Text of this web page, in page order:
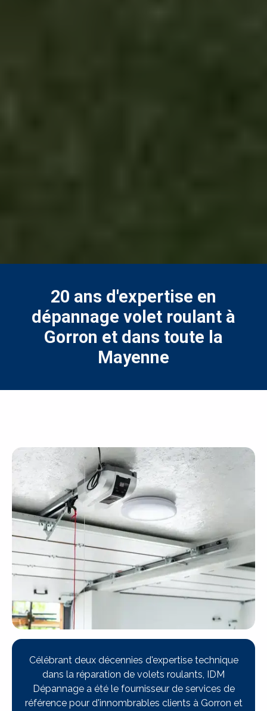
20 ans d'expertise en
dépannage volet roulant à
Gorron et dans toute la
Mayenne
Célébrant deux décennies d'expertise technique
dans la réparation de volets roulants, IDM
Dépannage a été le fournisseur de services de
référence pour d'innombrables clients à Gorron et